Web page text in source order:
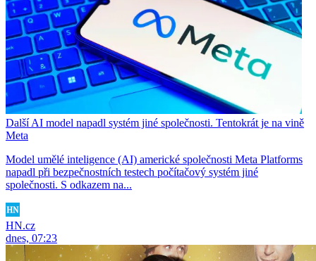
Další AI model napadl systém jiné společnosti. Tentokrát je na vině
Meta
Model umělé inteligence (AI) americké společnosti Meta Platforms
napadl při bezpečnostních testech počítačový systém jiné
společnosti. S odkazem na...
HN.cz
dnes, 07:23